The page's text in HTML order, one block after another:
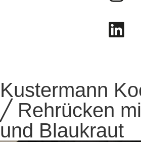
Kustermann
╱ Rehrücken
und Blaukraut